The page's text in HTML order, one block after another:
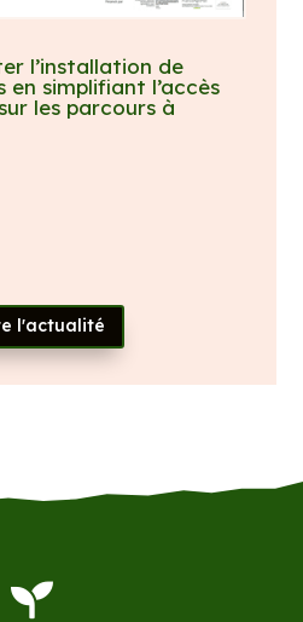
l’installation de
en simplifiant l’accès
les parcours à
l'actualité
